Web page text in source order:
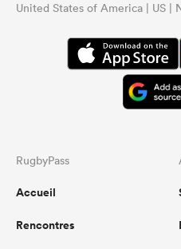
United States of America | US |
RugbyPass
Accueil
Rencontres